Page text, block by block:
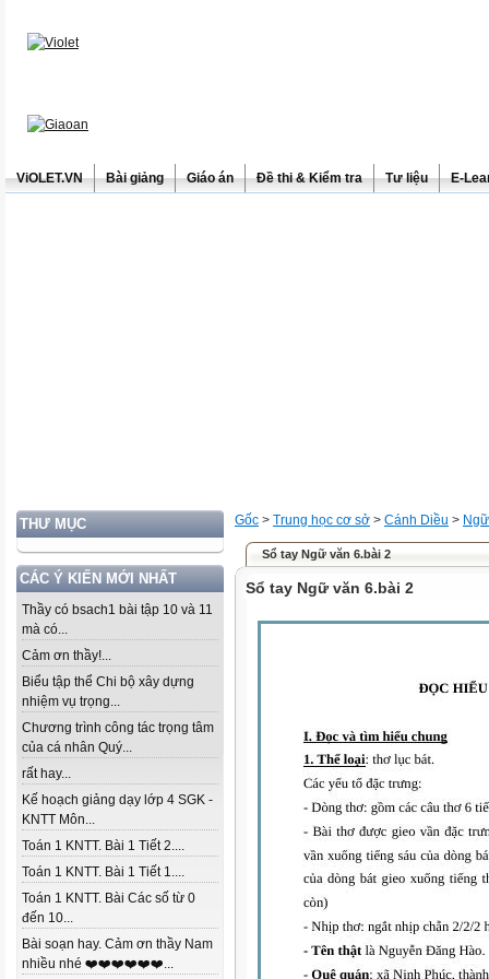
ViOLET.VN Bài giảng Giáo án Đề thi & Kiểm tra Tư liệu E-
THƯ MỤC
CÁC Ý KIẾN MỚI NHẤT
Thầy có bsach1 bài tập 10 và 11
mà có...
Cảm ơn thầy!...
Biểu tập thể Chi bộ xây dựng
nhiệm vụ trọng...
Chương trình công tác trọng tâm
của cá nhân Quý...
rất hay...
Kế hoạch giảng dạy lớp 4 SGK -
KNTT Môn...
Toán 1 KNTT. Bài 1 Tiết 2....
Toán 1 KNTT. Bài 1 Tiết 1....
Toán 1 KNTT. Bài Các số từ 0
đến 10...
Bài soạn hay. Cảm ơn thầy Nam
nhiều nhé ❤️❤️❤️❤️❤️❤️...
Gốc > Trung học cơ sở > Cánh Diều >
Sổ tay Ngữ văn 6.bài 2
Sổ tay Ngữ văn 6.bài 2